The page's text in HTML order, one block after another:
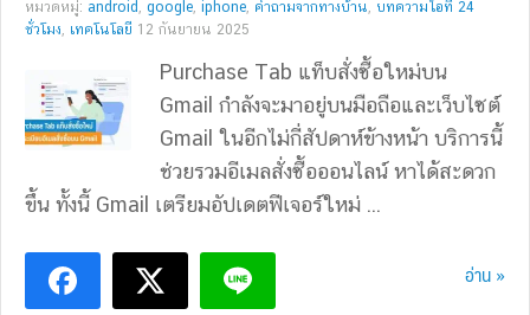
หมวดหมู่: android , google, iphone, คำถามจากทางบ้าน, บทความไอที 24
ชั่วโมง, เทคโนโลยี 12 กันยายน 2025
Purchase Tab แท็บสั่งซื้อใหม่บน
Gmail กำลังจะมาอยู่บนมือถือและเว็บไซต์
Gmail ในอีกไม่กี่สัปดาห์ข้างหน้า บริการนี้
ช่วยรวมอีเมลสั่งซื้อออนไลน์ หาได้สะดวก
ขึ้น ทั้งนี้ Gmail เตรียมอัปเดตฟีเจอร์ใหม่ ...
อ่าน »